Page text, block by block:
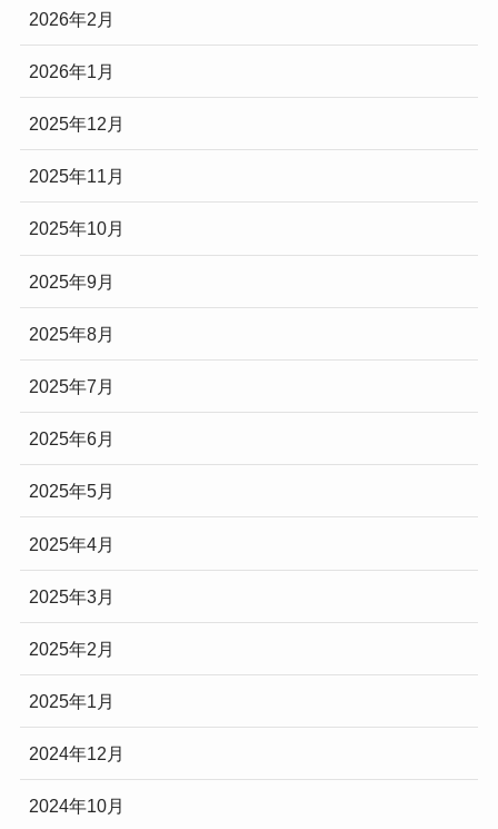
2026年2月
2026年1月
2025年12月
2025年11月
2025年10月
2025年9月
2025年8月
2025年7月
2025年6月
2025年5月
2025年4月
2025年3月
2025年2月
2025年1月
2024年12月
2024年10月